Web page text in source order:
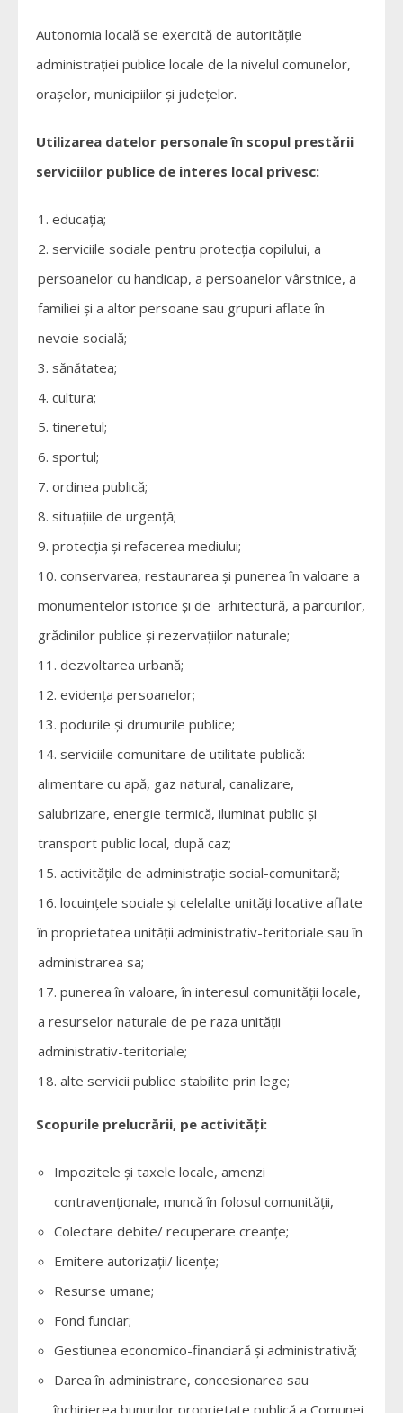
Autonomia locală se exercită de autoritățile
administrației publice locale de la nivelul comunelor,
orașelor, municipiilor și județelor.
Utilizarea datelor personale în scopul prestării
serviciilor publice de interes local privesc:
educaţia;
serviciile sociale pentru protecţia copilului, a
persoanelor cu handicap, a persoanelor vârstnice, a
familiei şi a altor persoane sau grupuri aflate în
nevoie socială;
sănătatea;
cultura;
tineretul;
sportul;
ordinea publică;
situaţiile de urgenţă;
protecţia şi refacerea mediului;
conservarea, restaurarea şi punerea în valoare a
monumentelor istorice şi de arhitectură, a parcurilor,
grădinilor publice şi rezervaţiilor naturale;
dezvoltarea urbană;
evidenţa persoanelor;
podurile şi drumurile publice;
serviciile comunitare de utilitate publică:
alimentare cu apă, gaz natural, canalizare,
salubrizare, energie termică, iluminat public şi
transport public local, după caz;
activităţile de administraţie social-comunitară;
locuinţele sociale şi celelalte unităţi locative aflate
în proprietatea unităţii administrativ-teritoriale sau în
administrarea sa;
punerea în valoare, în interesul comunităţii locale,
a resurselor naturale de pe raza unităţii
administrativ-teritoriale;
alte servicii publice stabilite prin lege;
Scopurile prelucrării, pe activităţi:
Impozitele şi taxele locale, amenzi
contravenţionale, muncă în folosul comunităţii,
Colectare debite/ recuperare creanţe;
Emitere autorizaţii/ licenţe;
Resurse umane;
Fond funciar;
Gestiunea economico-financiară şi administrativă;
Darea în administrare, concesionarea sau